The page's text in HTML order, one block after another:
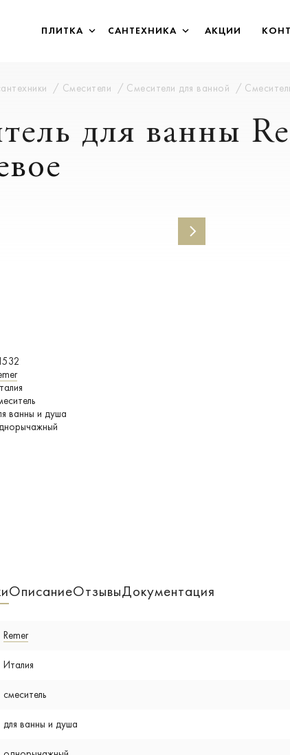
ПЛИТКА САНТЕХНИКА АКЦИИ
Смесители Смесители для ванной
для ванны
ванны и душа
ОписаниеОтзывыДокументация
Remer
Италия
смеситель
для ванны и душа